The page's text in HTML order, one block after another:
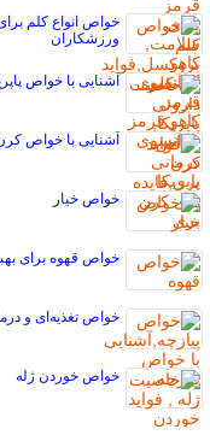
خواص انواع کلم
ورزشکاران
آشنایی با خواص
آشنایی با خواص
خواص خیار
خواص قهوه برای
خواص تغذیه‌ای و
خواص خوردن ژله